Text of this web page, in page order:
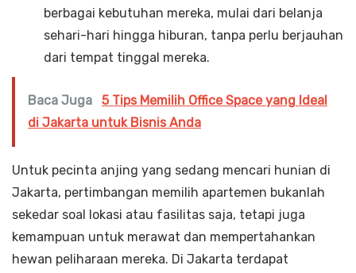
berbagai kebutuhan mereka, mulai dari belanja
sehari-hari hingga hiburan, tanpa perlu berjauhan
dari tempat tinggal mereka.
Baca Juga
5 Tips Memilih Office Space yang Ideal
di Jakarta untuk Bisnis Anda
Untuk pecinta anjing yang sedang mencari hunian di
Jakarta, pertimbangan memilih apartemen bukanlah
sekedar soal lokasi atau fasilitas saja, tetapi juga
kemampuan untuk merawat dan mempertahankan
hewan peliharaan mereka. Di Jakarta terdapat